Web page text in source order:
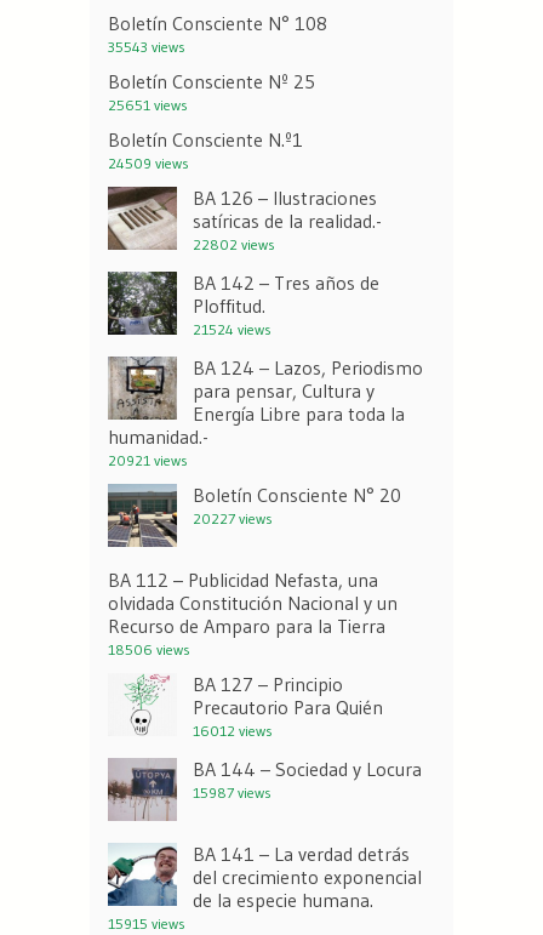
Boletín Consciente N° 108
35543 views
Boletín Consciente Nº 25
25651 views
Boletín Consciente N.º1
24509 views
BA 126 – Ilustraciones
satíricas de la realidad.-
22802 views
BA 142 – Tres años de
Ploffitud.
21524 views
BA 124 – Lazos, Periodismo
para pensar, Cultura y
Energía Libre para toda la
humanidad.-
20921 views
Boletín Consciente N° 20
20227 views
BA 112 – Publicidad Nefasta, una
olvidada Constitución Nacional y un
Recurso de Amparo para la Tierra
18506 views
BA 127 – Principio
Precautorio Para Quién
16012 views
BA 144 – Sociedad y Locura
15987 views
BA 141 – La verdad detrás
del crecimiento exponencial
de la especie humana.
15915 views